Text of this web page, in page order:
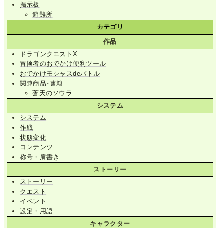
掲示板
避難所
カテゴリ
作品
ドラゴンクエストX
冒険者のおでかけ便利ツール
おでかけモシャスdeバトル
関連商品･書籍
蒼天のソウラ
システム
システム
作戦
状態変化
コンテンツ
称号・肩書き
ストーリー
ストーリー
クエスト
イベント
設定・用語
キャラクター